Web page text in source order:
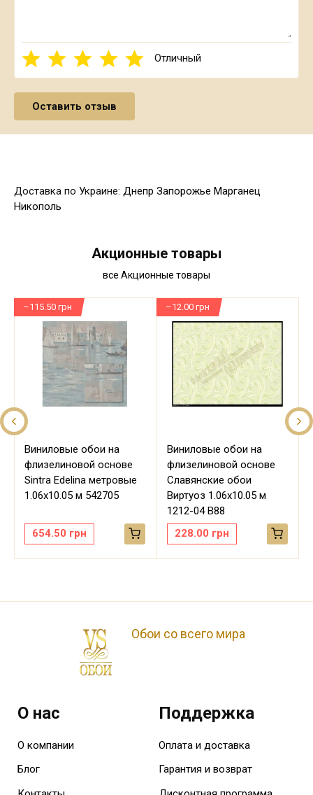
Отличный
Доставка по Украине: Днепр Запорожье Марганец
Никополь
Акционные товары
все Акционные товары
Виниловые обои на
флизелиновой основе
Sintra Edelina метровые
1.06х10.05 м 542705
654.50 грн
–115.50 грн
Виниловые обои на
флизелиновой основе
Славянские обои
Виртуоз 1.06х10.05 м
1212-04 В88
228.00 грн
–12.00 грн
Обои со всего мира
О нас
О компании
Блог
Поддержка
Оплата и доставка
Гарантия и возврат